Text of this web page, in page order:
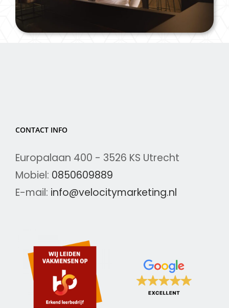
CONTACT INFO
Europalaan 400 - 3526 KS Utrecht
Mobiel: 0850609889
E-mail: info@velocitymarketing.nl